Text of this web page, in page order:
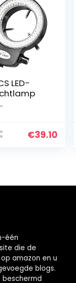
LED-
€39.10
één
die de
amazon en u
blogs.
beschermd